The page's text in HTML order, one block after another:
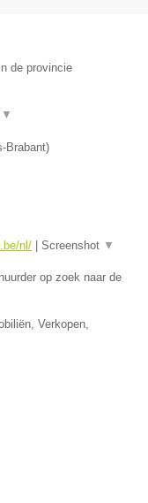
de provincie
▼
Brabant)
nl/ Screenshot ▼
op zoek naar de
Verkopen,